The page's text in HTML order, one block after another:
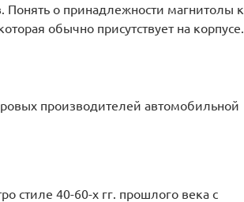
о принадлежности магнитолы к
обычно присутствует на корпусе.
производителей автомобильной
стиле 40-60-х гг. прошлого века с